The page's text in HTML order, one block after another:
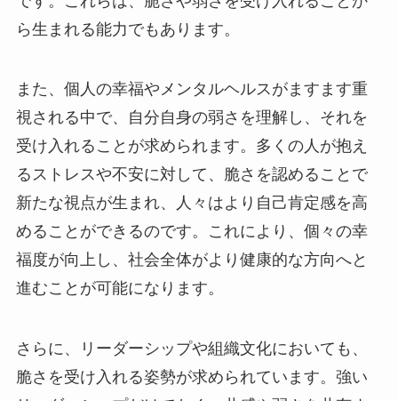
ら生まれる能力でもあります。
また、個人の幸福やメンタルヘルスがますます重
視される中で、自分自身の弱さを理解し、それを
受け入れることが求められます。多くの人が抱え
るストレスや不安に対して、脆さを認めることで
新たな視点が生まれ、人々はより自己肯定感を高
めることができるのです。これにより、個々の幸
福度が向上し、社会全体がより健康的な方向へと
進むことが可能になります。
さらに、リーダーシップや組織文化においても、
脆さを受け入れる姿勢が求められています。強い